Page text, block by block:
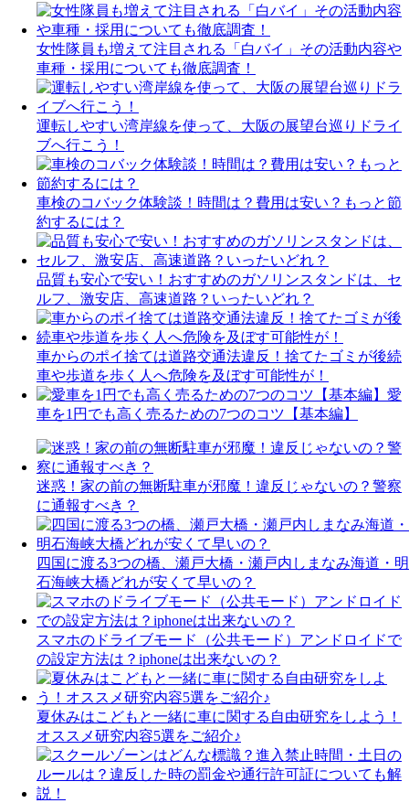
女性隊員も増えて注目される「白バイ」その活動内容や
車種・採用についても徹底調査！
運転しやすい湾岸線を使って、大阪の展望台巡りドライ
ブへ行こう！
車検のコバック体験談！時間は？費用は安い？もっと節
約するには？
品質も安心で安い！おすすめのガソリンスタンドは、セ
ルフ、激安店、高速道路？いったいどれ？
車からのポイ捨ては道路交通法違反！捨てたゴミが後続
車や歩道を歩く人へ危険を及ぼす可能性が！
愛
車を1円でも高く売るための7つのコツ【基本編】
迷惑！家の前の無断駐車が邪魔！違反じゃないの？警察
に通報すべき？
四国に渡る3つの橋、瀬戸大橋・瀬戸内しまなみ海道・明
石海峡大橋どれが安くて早いの？
スマホのドライブモード（公共モード）アンドロイドで
の設定方法は？iphoneは出来ないの？
夏休みはこどもと一緒に車に関する自由研究をしよう！
オススメ研究内容5選をご紹介♪